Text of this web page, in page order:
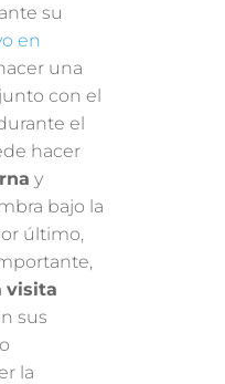
su
en
una
con el
el
hacer
y
bajo la
último,
visita
sus
la